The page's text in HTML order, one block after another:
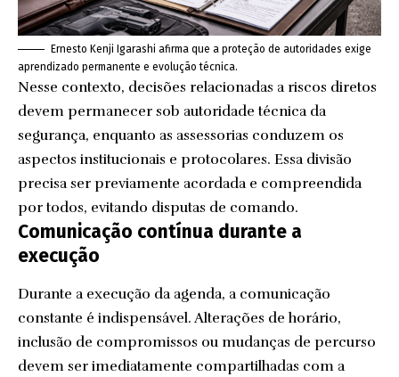
Ernesto Kenji Igarashi afirma que a proteção de autoridades exige
aprendizado permanente e evolução técnica.
Nesse contexto, decisões relacionadas a riscos diretos
devem permanecer sob autoridade técnica da
segurança, enquanto as assessorias conduzem os
aspectos institucionais e protocolares. Essa divisão
precisa ser previamente acordada e compreendida
por todos, evitando disputas de comando.
Comunicação contínua durante a
execução
Durante a execução da agenda, a comunicação
constante é indispensável. Alterações de horário,
inclusão de compromissos ou mudanças de percurso
devem ser imediatamente compartilhadas com a